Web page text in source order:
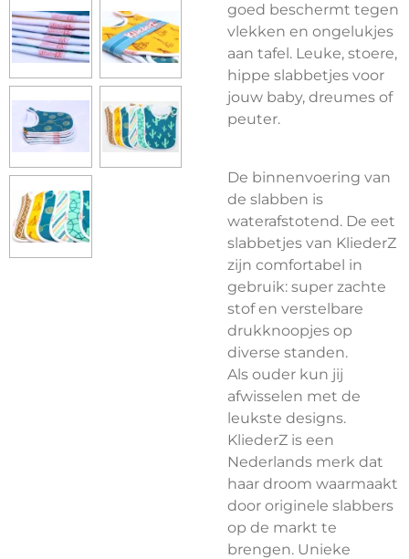
goed beschermt tegen
vlekken en ongelukjes
aan tafel. Leuke, stoere,
hippe slabbetjes voor
jouw baby, dreumes of
peuter.
De binnenvoering van
de slabben is
waterafstotend. De eet
slabbetjes van KliederZ
zijn comfortabel in
gebruik: super zachte
stof en verstelbare
drukknoopjes op
diverse standen.
Als ouder kun jij
afwisselen met de
leukste designs.
KliederZ is een
Nederlands merk dat
haar droom waarmaakt
door originele slabbers
op de markt te
brengen. Unieke